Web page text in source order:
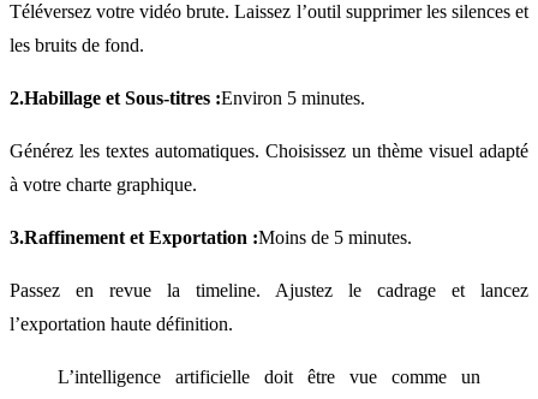
Téléversez votre vidéo brute. Laissez l’outil supprimer les silences et
les bruits de fond.
2.Habillage et Sous-titres :Environ 5 minutes.
Générez les textes automatiques. Choisissez un thème visuel adapté
à votre charte graphique.
3.Raffinement et Exportation :Moins de 5 minutes.
Passez en revue la timeline. Ajustez le cadrage et lancez
l’exportation haute définition.
L’intelligence artificielle doit être vue comme un